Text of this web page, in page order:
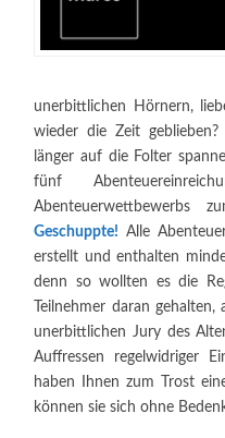
unerbittlichen Hörnern,
wieder die Zeit
länger auf die Folter
fünf
Abenteuerwettbewerbs
Geschuppte! Alle
erstellt und enthalten
denn so wollten es die
Teilnehmer daran
unerbittlichen Jury des
Auffressen regelwidriger
haben Ihnen zum Trost
können sie sich ohne